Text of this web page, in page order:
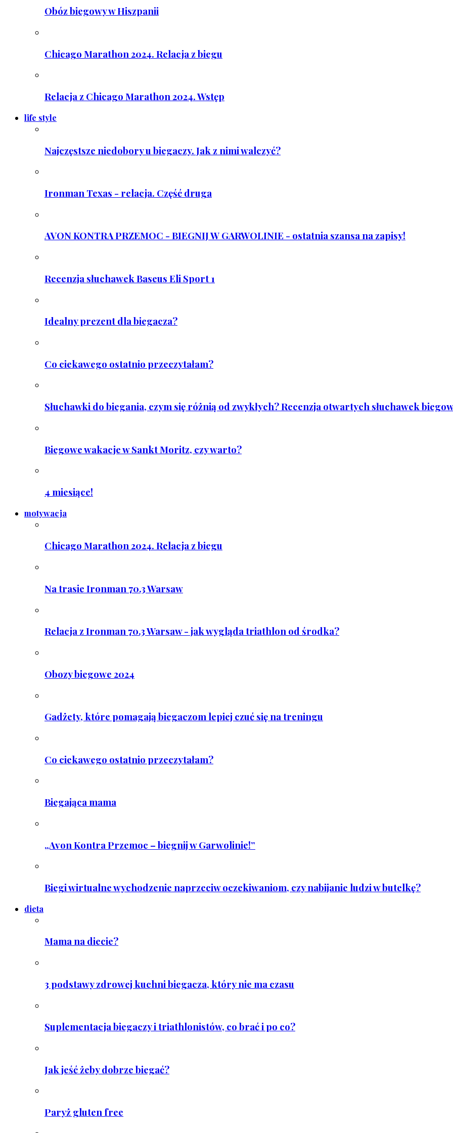
Obóz biegowy w Hiszpanii
Chicago Marathon 2024. Relacja z biegu
Relacja z Chicago Marathon 2024. Wstęp
life style
Najczęstsze niedobory u biegaczy. Jak z nimi walczyć?
Ironman Texas - relacja. Część druga
AVON KONTRA PRZEMOC - BIEGNIJ W GARWOLINIE - ostatnia szansa na zapisy!
Recenzja słuchawek Baseus Eli Sport 1
Idealny prezent dla biegacza?
Co ciekawego ostatnio przeczytałam?
Słuchawki do biegania, czym się różnią od zwykłych? Recenzja otwartych słuchawek
Biegowe wakacje w Sankt Moritz, czy warto?
4 miesiące!
motywacja
Chicago Marathon 2024. Relacja z biegu
Na trasie Ironman 70.3 Warsaw
Relacja z Ironman 70.3 Warsaw - jak wygląda triathlon od środka?
Obozy biegowe 2024
Gadżety, które pomagają biegaczom lepiej czuć się na treningu
Co ciekawego ostatnio przeczytałam?
Biegająca mama
„Avon Kontra Przemoc – biegnij w Garwolinie!”
Biegi wirtualne wychodzenie naprzeciw oczekiwaniom, czy nabijanie ludzi w butelkę?
dieta
Mama na diecie?
3 podstawy zdrowej kuchni biegacza, który nie ma czasu
Suplementacja biegaczy i triathlonistów, co brać i po co?
Jak jeść żeby dobrze biegać?
Paryż gluten free